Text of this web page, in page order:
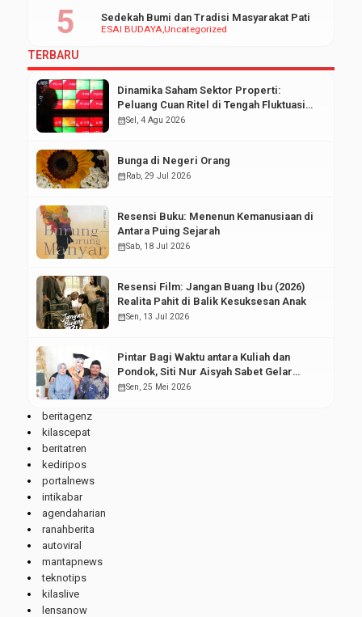
ESAI BUDAYAUncategorized
Sedekah Bumi dan Tradisi Masyarakat Pati
TERBARU
Dinamika Saham Sektor Properti:
Peluang Cuan Ritel di Tengah Fluktuasi
Pasar Modal
calendar_monthSel, 4 Agu 2026
Bunga di Negeri Orang
calendar_monthRab, 29 Jul 2026
Resensi Buku: Menenun Kemanusiaan di
Antara Puing Sejarah
calendar_monthSab, 18 Jul 2026
Resensi Film: Jangan Buang Ibu (2026)
Realita Pahit di Balik Kesuksesan Anak
calendar_monthSen, 13 Jul 2026
Pintar Bagi Waktu antara Kuliah dan
Pondok, Siti Nur Aisyah Sabet Gelar
Wisudawan Terbaik
calendar_monthSen, 25 Mei 2026
beritagenz
kilascepat
beritatren
kediripos
portalnews
intikabar
agendaharian
ranahberita
autoviral
mantapnews
teknotips
kilaslive
lensanow